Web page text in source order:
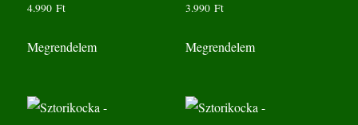
4.990Ft
Megrendelem
3.990 Ft
Megrendelem